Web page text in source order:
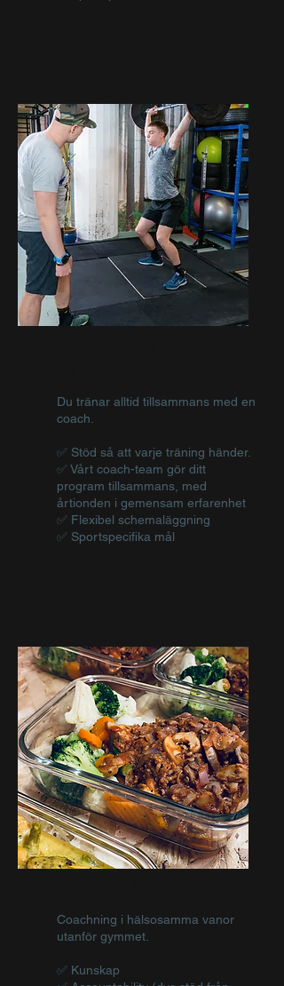
Du tränar alltid tillsammans med en
coach.
✅ Stöd så att varje träning händer.
✅ Vårt coach-team gör ditt
program tillsammans, med
årtionden i gemensam erfarenhet
✅ Flexibel schemaläggning
✅ Sportspecifika mål
Coachning i hälsosamma vanor
utanför gymmet.
✅ Kunskap